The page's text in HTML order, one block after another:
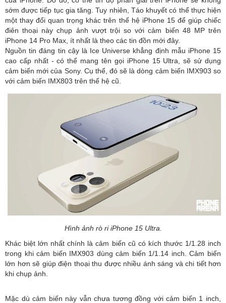
sớm được tiếp tục gia tăng. Tuy nhiên, Táo khuyết có thể thực hiện
một thay đổi quan trọng khác trên thế hệ iPhone 15 để giúp chiếc
điên thoại này chụp ảnh vượt trội so với cảm biến 48 MP trên
iPhone 14 Pro Max, ít nhất là theo các tin đồn mới đây.
Nguồn tin đáng tin cậy là Ice Universe khẳng định mẫu iPhone 15
cao cấp nhất - có thể mang tên gọi iPhone 15 Ultra, sẽ sử dụng
cảm biến mới của Sony. Cụ thể, đó sẽ là dòng cảm biến IMX903 so
với cảm biến IMX803 trên thế hệ cũ.
Hình ảnh rò ri iPhone 15 Ultra.
Khác biệt lớn nhất chính là cảm biến cũ có kích thước 1/1.28 inch
trong khi cảm biến IMX903 dùng cảm biến 1/1.14 inch. Cảm biến
lớn hơn sẽ giúp điện thoại thu được nhiều ánh sáng và chi tiết hơn
khi chụp ảnh.
Mặc dù cảm biến này vẫn chưa tương đồng với cảm biến 1 inch,